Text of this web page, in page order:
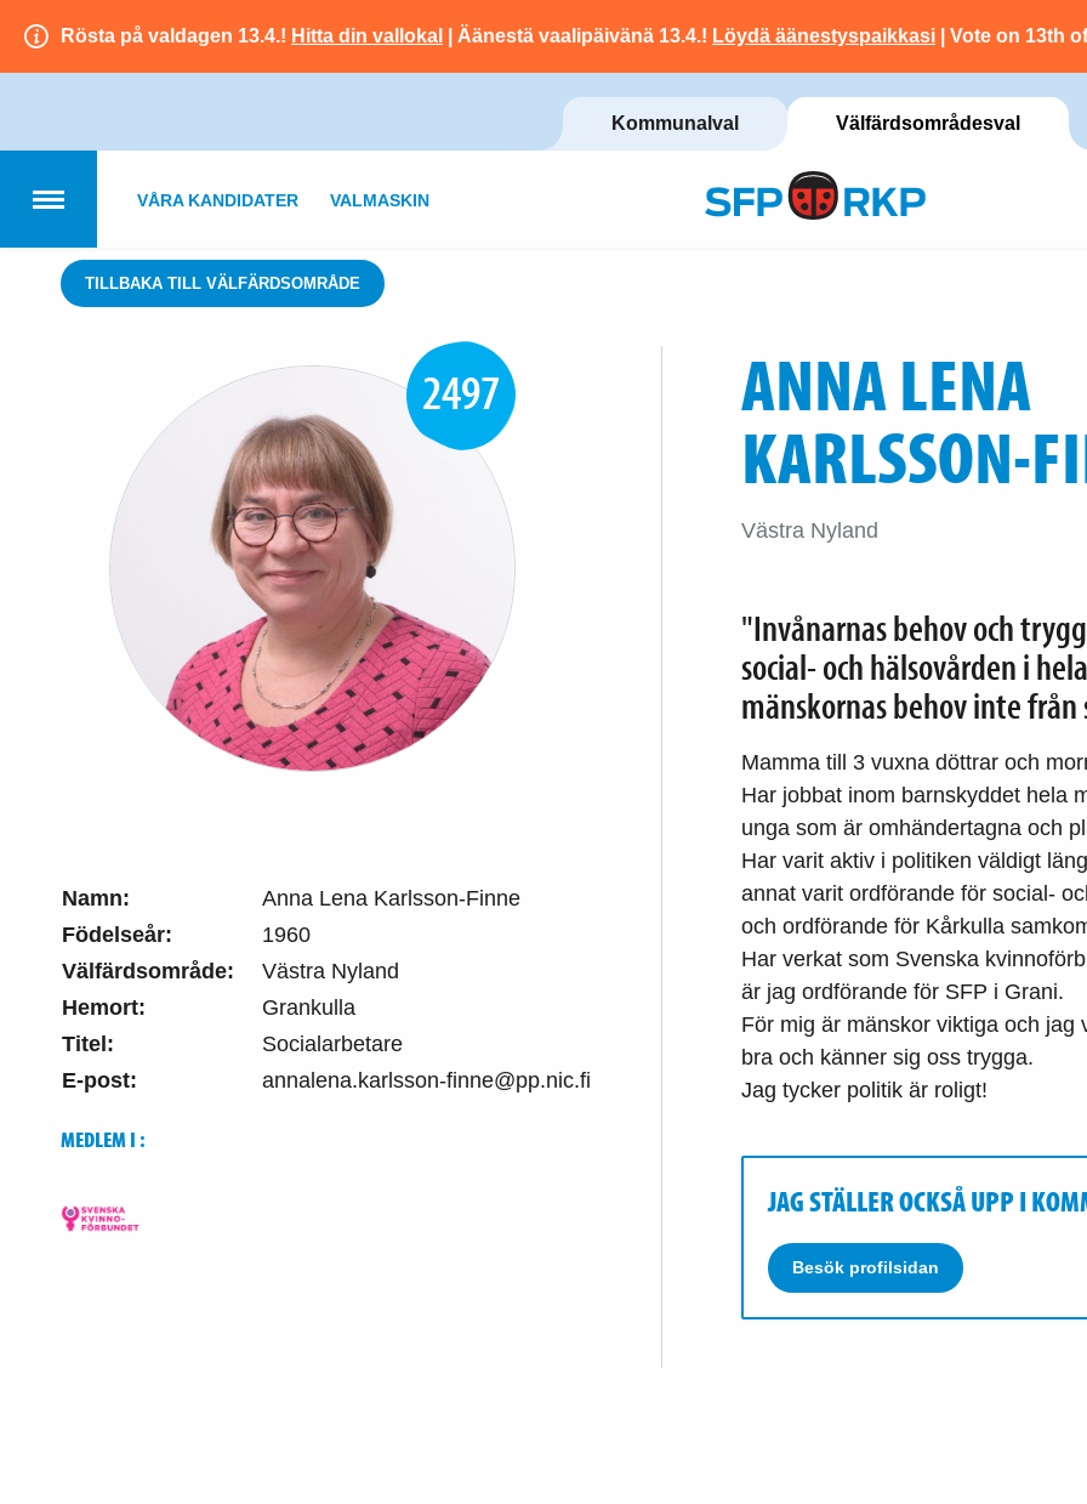
Rösta på valdagen 13.4.! Hitta din vallokal | Äänestä vaalipäivänä 13.4.! Löydä äänestyspaikkasi | Vote on 13th
Kommunalval Välfärdsområdesval
VÅRA KANDIDATER VALMASKIN
TILLBAKA TILL VÄLFÄRDSOMRÅDE
2497
Namn:
Anna Lena Karlsson-Finne
Födelseår:
1960
Välfärdsområde:
Västra Nyland
Hemort:
Grankulla
Titel:
Socialarbetare
E-post:
annalena.karlsson-finne@pp.nic.fi
MEDLEM I :
ANNA LENA
KARLSSON-
Västra Nyland
"Invånarnas behov och
social- och hälsovården i
mänskornas behov inte
Mamma till 3 vuxna döttrar och
Har jobbat inom barnskyddet hela
unga som är omhändertagna och
Har varit aktiv i politiken väldigt
annat varit ordförande för social-
och ordförande för Kårkulla
Har verkat som Svenska
är jag ordförande för SFP i Grani.
För mig är mänskor viktiga och
bra och känner sig oss trygga.
Jag tycker politik är roligt!
JAG STÄLLER OCKSÅ UPP I
Besök profilsidan